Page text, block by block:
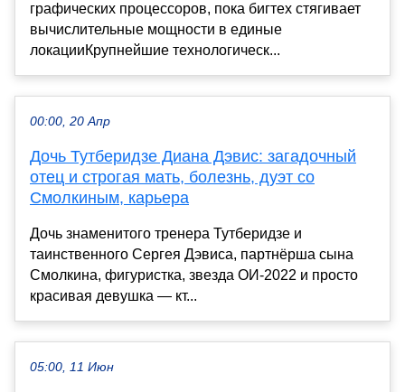
графических процессоров, пока бигтех стягивает
вычислительные мощности в единые
локацииКрупнейшие технологическ...
00:00, 20 Апр
Дочь Тутберидзе Диана Дэвис: загадочный
отец и строгая мать, болезнь, дуэт со
Смолкиным, карьера
Дочь знаменитого тренера Тутберидзе и
таинственного Сергея Дэвиса, партнёрша сына
Смолкина, фигуристка, звезда ОИ-2022 и просто
красивая девушка — кт...
05:00, 11 Июн